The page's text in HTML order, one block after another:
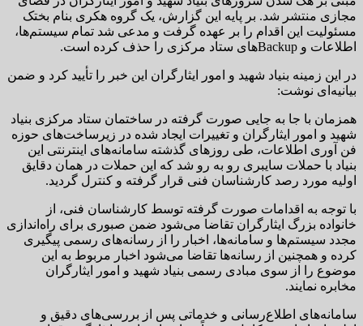
مجازی منتشر شد. بر پایه این گزارش، یک گروه هکری بنام بختک
مسئولیت این اقدام را بر عهده گرفت و مدعی شد تمام سیستم‌ها،
اطلاعات و Backupهای ستاد مرکزی را حذف کرده است.
در این زمینه بنیاد شهید و امور ایثارگران این خبر را تأیید کرد و ضمن
بیانیه‌ای نوشت:
همزمان با جا به جایی صورت گرفته در ساختمان ستاد مرکزی بنیاد
شهید و امور ایثارگران و تغییرات ایجاد شده در زیرساخت‌های حوزه
فن آوری اطلاعات، طی روزهای گذشته سامانه‌های اینترنتی این
بنیاد با حملات سایبری رو به رو شد که این حملات در همان دقایق
اولیه مورد رصد کارشناسان فنی قرار گرفته و کنترل گردید.
با توجه به اقدامات صورت گرفته توسط کارشناسان فنی، از
خانواده بزرگ ایثارگران تقاضا می‌شود ضمن صبوری برای راه‌اندازی
مجدد سیستم‌ها و سامانه‌ها، اخبار را از رسانه‌های رسمی پیگیری
کرده و همچنین از رسانه‌ها تقاضا می‌شود اخبار مربوط به این
موضوع را از سوی مبادی رسمی بنیاد شهید و امور ایثارگران
مخابره نمایند.
سامانه‌های اطلاع‌رسانی و خدماتی پس از بررسی‌های دقیق و